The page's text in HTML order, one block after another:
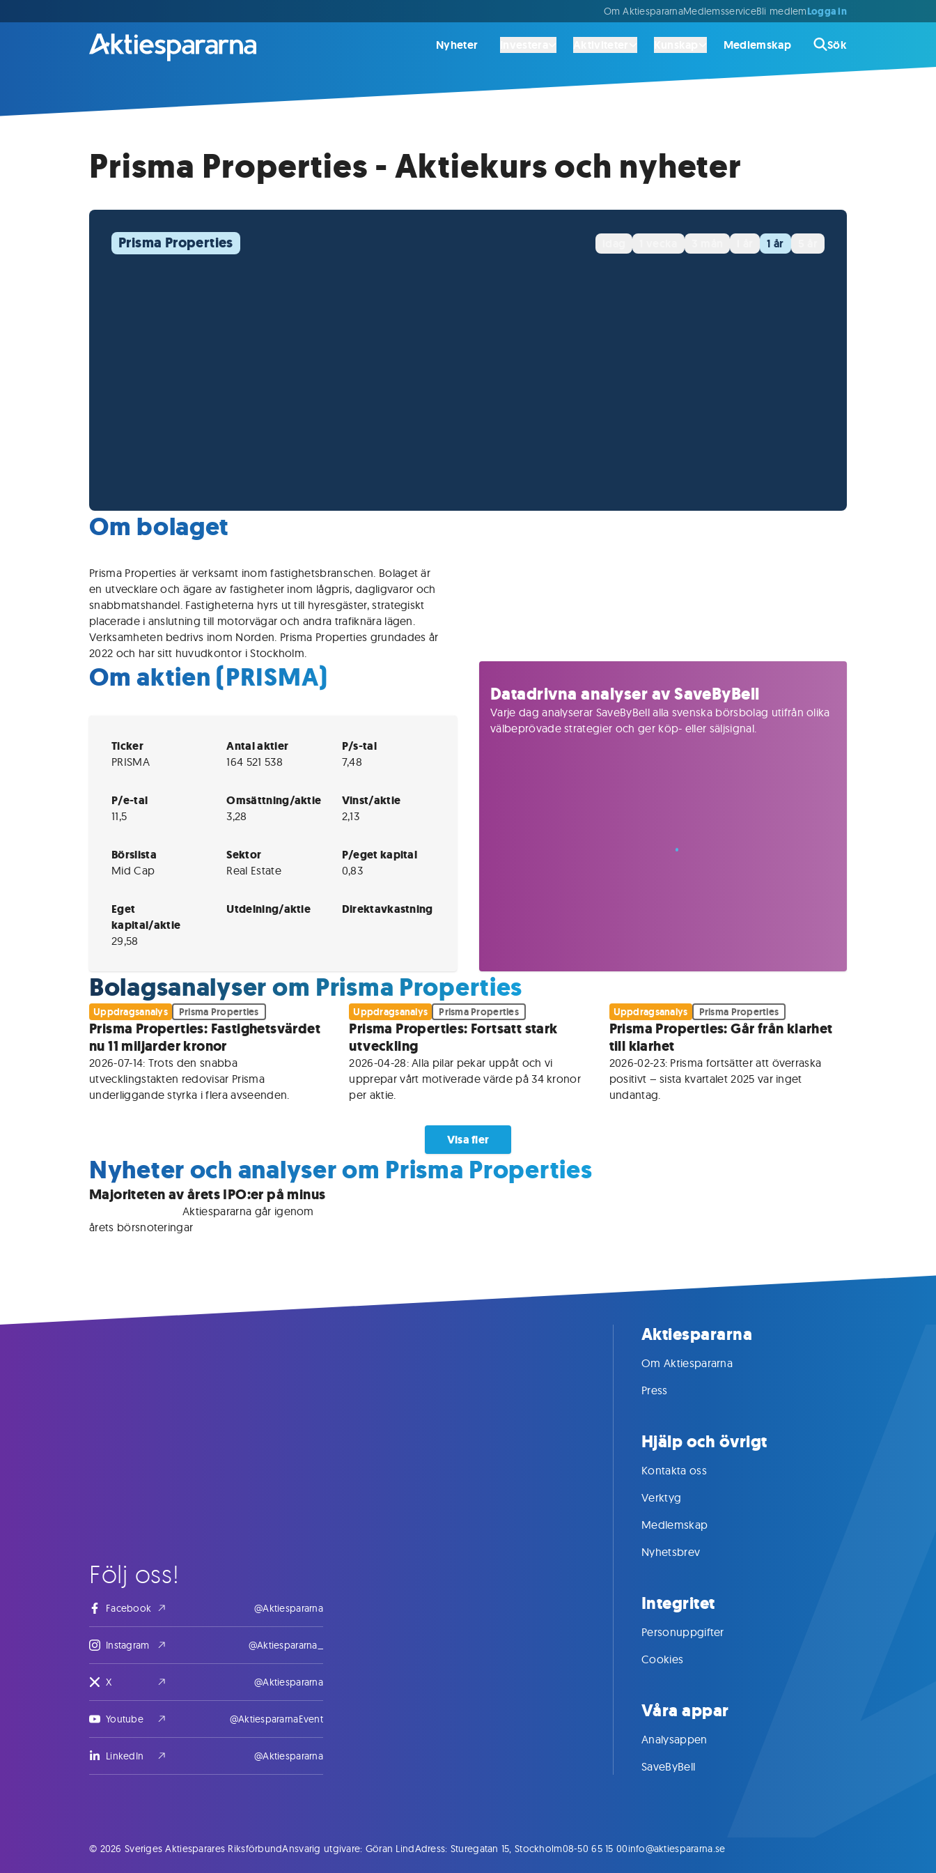
Om AktiespararnaMedlemsserviceBli medlemLogga in
Nyheter Medlemskap Sök
Prisma Properties - Aktiekurs och nyheter
Prisma Properties 1 år
Om bolaget
Prisma Properties är verksamt inom fastighetsbranschen. Bolaget är
en utvecklare och ägare av fastigheter inom lågpris, dagligvaror och
snabbmatshandel. Fastigheterna hyrs ut till hyresgäster, strategiskt
placerade i anslutning till motorvägar och andra trafiknära lägen.
Verksamheten bedrivs inom Norden. Prisma Properties grundades år
2022 och har sitt huvudkontor i Stockholm.
Om aktien (PRISMA)
Ticker
PRISMA
Antal aktier
164 521 538
P/s-tal
7,48
P/e-tal
11,5
Omsättning/aktie
3,28
Vinst/aktie
2,13
Börslista
Mid Cap
Sektor
Real Estate
P/eget kapital
0,83
Eget
kapital/aktie
29,58
Utdelning/aktie Direktavkastning
Datadrivna analyser av SaveByBell
Varje dag analyserar SaveByBell alla svenska börsbolag utifrån olika
välbeprövade strategier och ger köp- eller säljsignal.
Bolagsanalyser om Prisma Properties
Uppdragsanalys Prisma Properties
Prisma Properties: Fastighetsvärdet
nu 11 miljarder kronor
2026-07-14: Trots den snabba
utvecklingstakten redovisar Prisma
underliggande styrka i flera avseenden.
Uppdragsanalys Prisma Properties
Prisma Properties: Fortsatt stark
utveckling
2026-04-28: Alla pilar pekar uppåt och vi
upprepar vårt motiverade värde på 34 kronor
per aktie.
Uppdragsanalys Prisma Properties
Prisma Properties: Går från klarhet
till klarhet
2026-02-23: Prisma fortsätter att överraska
positivt – sista kvartalet 2025 var inget
undantag.
Visa fler
Nyheter och analyser om Prisma Properties
Majoriteten av årets IPO:er på minus
För medlemmar • Aktiespararna går igenom
årets börsnoteringar
Följ oss!
Facebook @Aktiespararna
Instagram @Aktiespararna_
X @Aktiespararna
Youtube @AktiespararnaEvent
LinkedIn @Aktiespararna
Aktiespararna
Om Aktiespararna
Press
Hjälp och övrigt
Kontakta oss
Verktyg
Medlemskap
Nyhetsbrev
Integritet
Personuppgifter
Cookies
Våra appar
Analysappen
SaveByBell
© 2026 Sveriges Aktiesparares RiksförbundAnsvarig utgivare: Göran LindAdress: Sturegatan 15, Stockholm08-50 65 15 00info@aktiespararna.se